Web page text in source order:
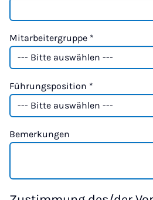
Mitarbeitergruppe *
Führungsposition *
Bemerkungen